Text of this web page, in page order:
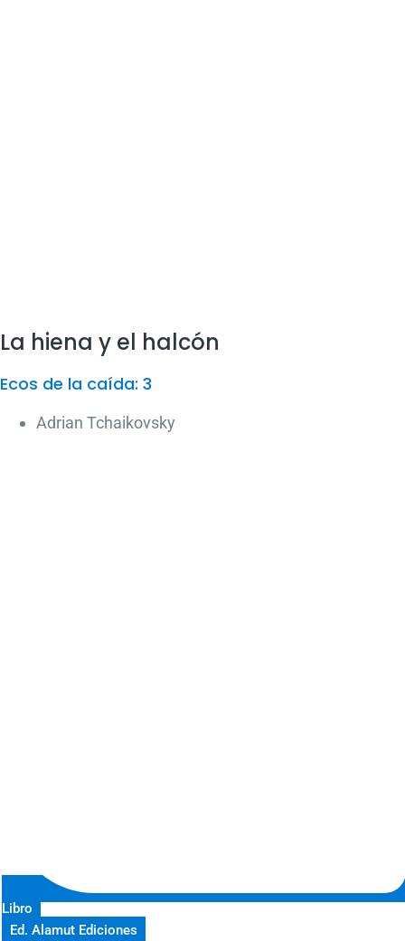
La hiena y el halcón
Ecos de la caída: 3
Adrian Tchaikovsky
Libro
Ed. Alamut Ediciones